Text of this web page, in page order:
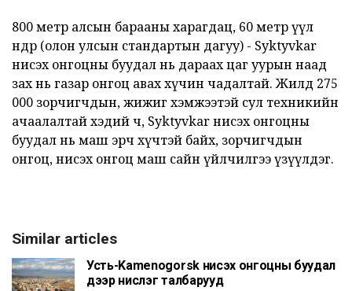
800 метр алсын барааны харагдац, 60 метр үүл
өндөр (олон улсын стандартын дагуу) - Syktyvkar
нисэх онгоцны буудал нь дараах цаг уурын наад
зах нь газар онгоц авах хүчин чадалтай. Жилд 275
000 зорчигчдын, жижиг хэмжээтэй сул техникийн
ачаалалтай хэдий ч, Syktyvkar нисэх онгоцны
буудал нь маш эрч хүчтэй байх, зорчигчдын
онгоц, нисэх онгоц маш сайн үйлчилгээ үзүүлдэг.
Similar articles
Усть-Kamenogorsk нисэх онгоцны буудал
дээр нислэг талбарууд